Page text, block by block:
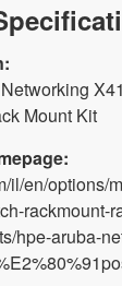
Mount Kit
il/en/options/
rackmount-
hpe-aruba-